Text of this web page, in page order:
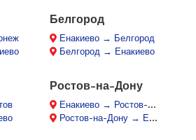
Белгород
Енакиево → Белгород
Белгород → Енакиево
Ростов-на-Дону
Енакиево → Ростов-на-Дону
Ростов-на-Дону → Енакиево